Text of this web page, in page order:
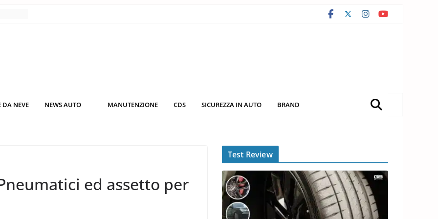
da
DA NEVE NEWS AUTO MANUTENZIONE CDS SICUREZZA IN AUTO BRAND
ed assetto per
Test Review